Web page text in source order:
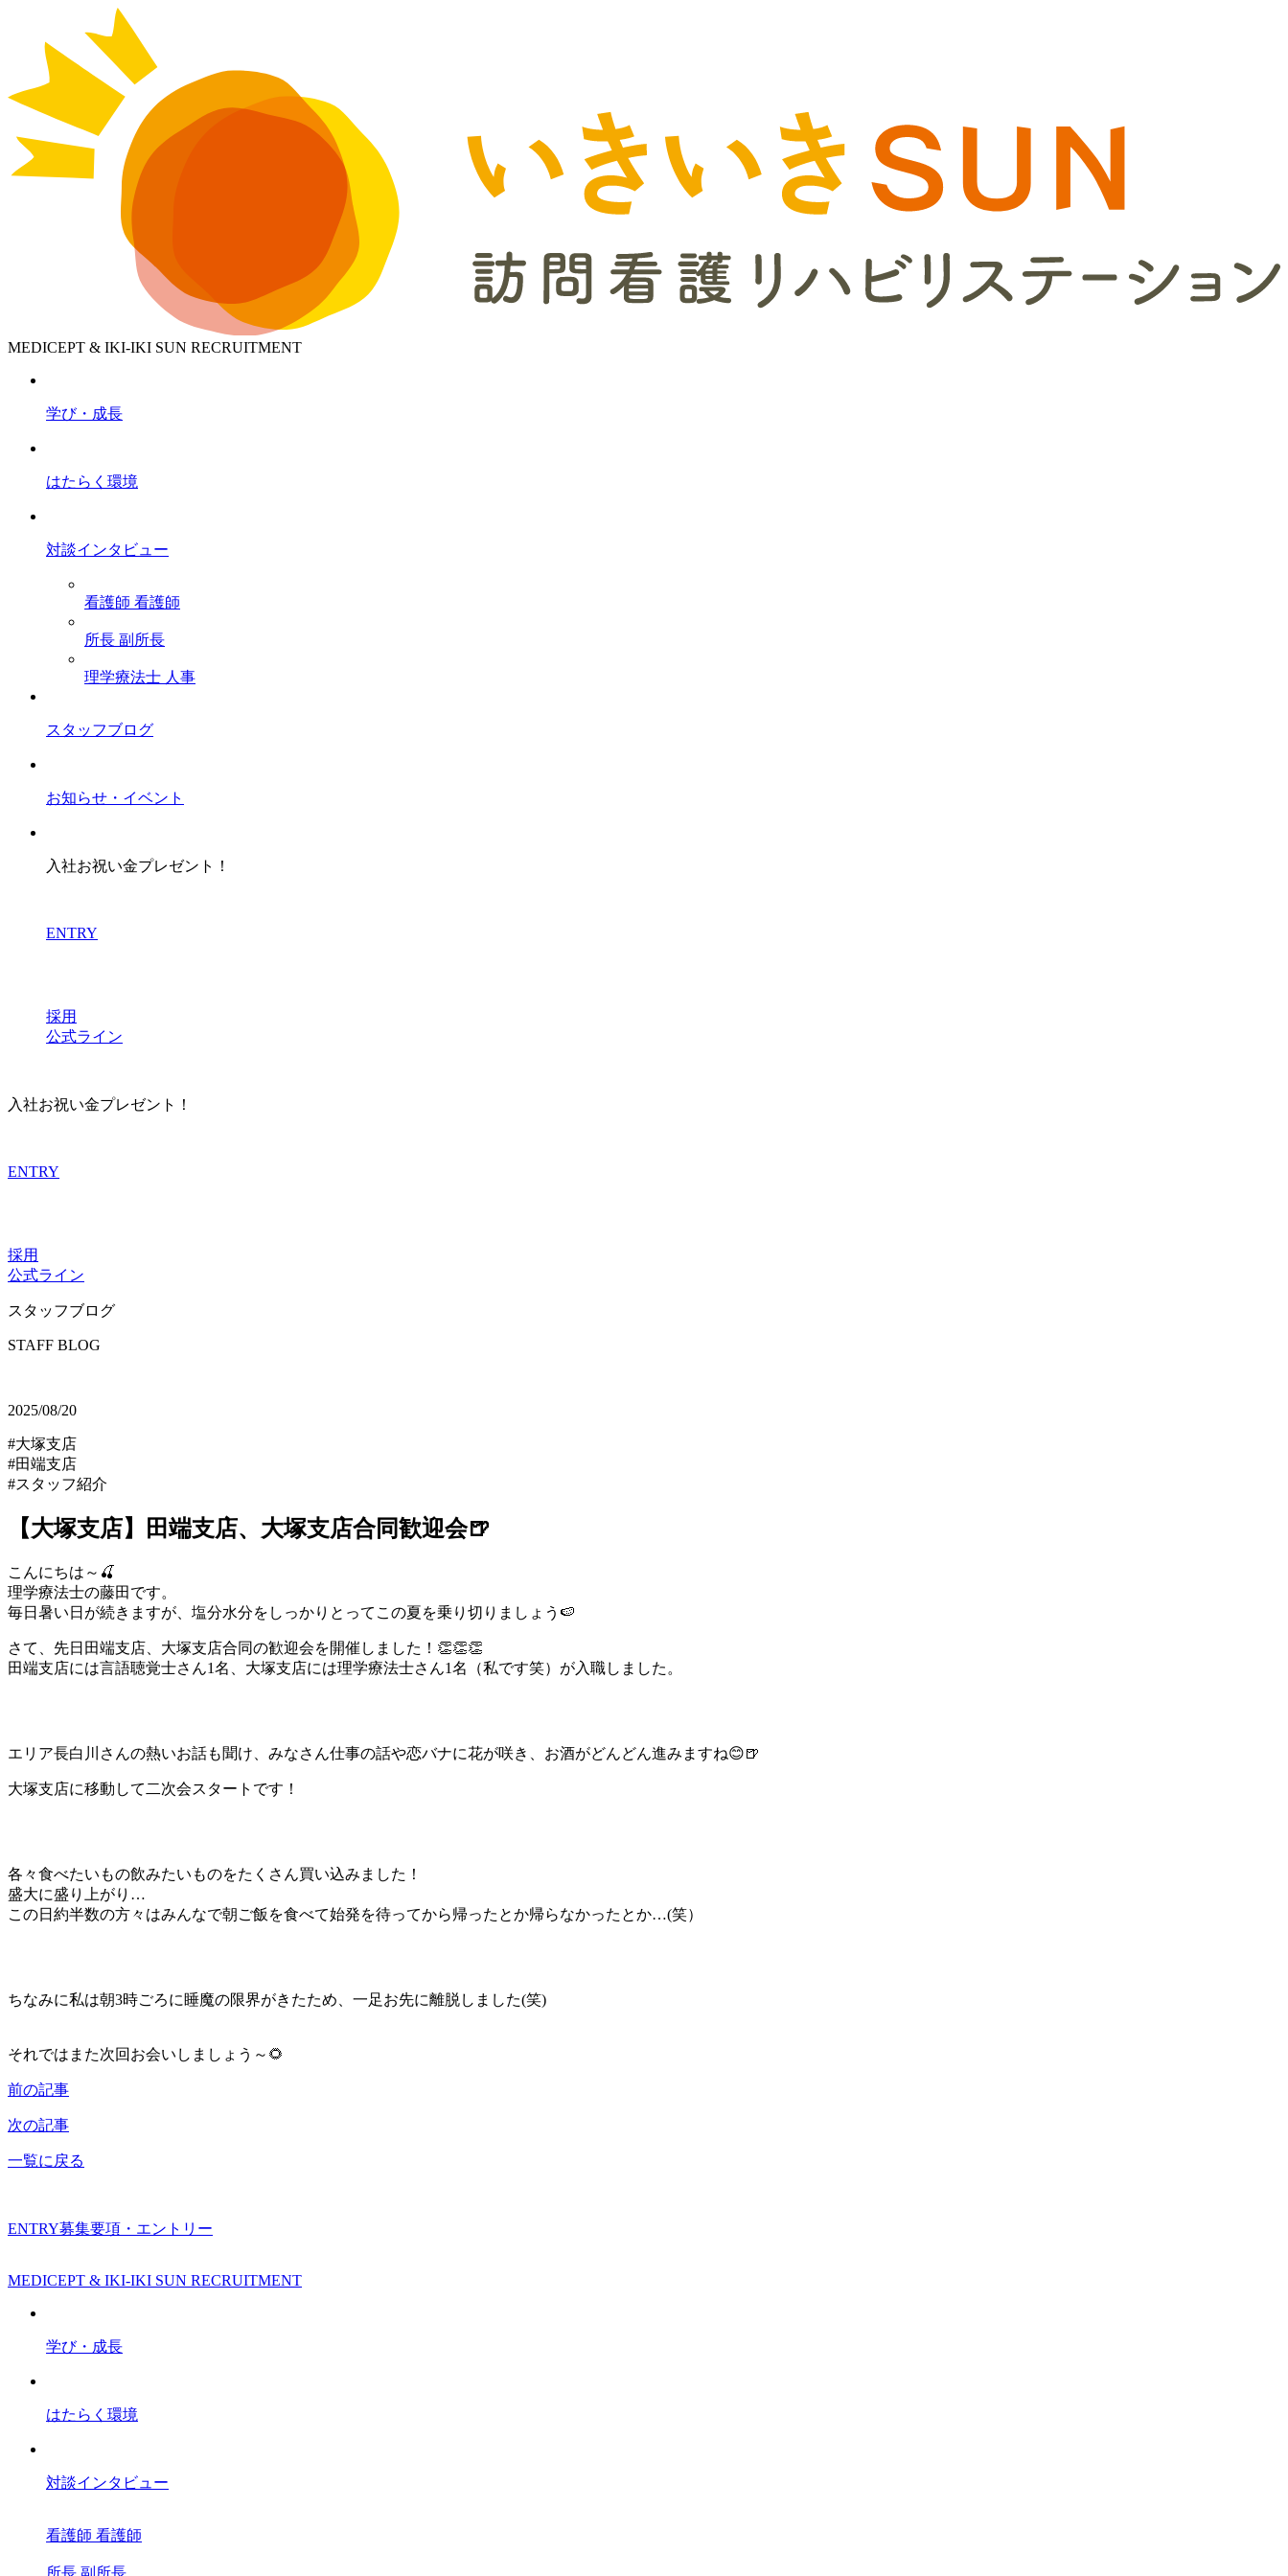
MEDICEPT & IKI-IKI SUN RECRUITMENT
学び・成長
はたらく環境
対談インタビュー
看護師 看護師
所長 副所長
理学療法士 人事
スタッフブログ
お知らせ・イベント
入社お祝い金プレゼント！
ENTRY
採用
公式ライン
入社お祝い金プレゼント！
ENTRY
採用
公式ライン
スタッフブログ
STAFF BLOG
2025/08/20
#大塚支店
#田端支店
#スタッフ紹介
【大塚支店】田端支店、大塚支店合同歓迎会🍺
こんにちは～🍒
理学療法士の藤田です。
毎日暑い日が続きますが、塩分水分をしっかりとってこの夏を乗り切りましょう🍉
さて、先日田端支店、大塚支店合同の歓迎会を開催しました！👏👏👏
田端支店には言語聴覚士さん1名、大塚支店には理学療法士さん1名（私です笑）が入職しました。
エリア長白川さんの熱いお話も聞け、みなさん仕事の話や恋バナに花が咲き、お酒がどんどん進みますね😊🍺
大塚支店に移動して二次会スタートです！
各々食べたいもの飲みたいものをたくさん買い込みました！
盛大に盛り上がり…
この日約半数の方々はみんなで朝ご飯を食べて始発を待ってから帰ったとか帰らなかったとか…(笑）
ちなみに私は朝3時ごろに睡魔の限界がきたため、一足お先に離脱しました(笑)
それではまた次回お会いしましょう～🌻
前の記事
次の記事
一覧に戻る
ENTRY募集要項・エントリー
MEDICEPT & IKI-IKI SUN RECRUITMENT
学び・成長
はたらく環境
対談インタビュー
看護師 看護師